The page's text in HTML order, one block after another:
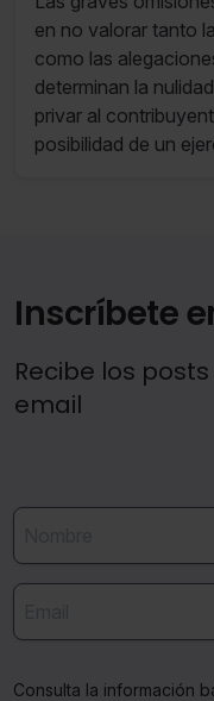
en no valorar tanto
como las
determinan la
privar al
posibilidad de un
Inscríbete
Recibe los
email
Consulta la información